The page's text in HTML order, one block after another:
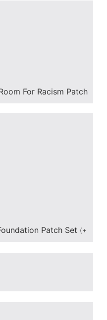
For Racism Patch
Patch Set (+